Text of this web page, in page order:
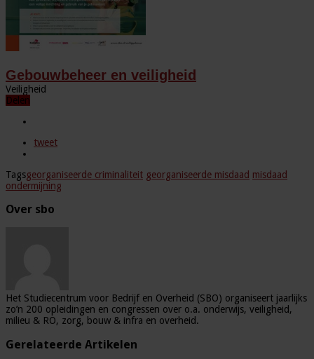
Gebouwbeheer en veiligheid
Veiligheid
Delen
tweet
Tagsgeorganiseerde criminaliteit georganiseerde misdaad misdaad
ondermijning
Over sbo
Het Studiecentrum voor Bedrijf en Overheid (SBO) organiseert jaarlijks
zo’n 200 opleidingen en congressen over o.a. onderwijs, veiligheid,
milieu & RO, zorg, bouw & infra en overheid.
Gerelateerde Artikelen